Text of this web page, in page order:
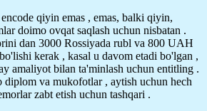
qiyin emas , emas, balki qiyin,
doimo ovqat saqlash uchun nisbatan .
dan 3000 Rossiyada rubl va 800 UAH
kerak , kasal u davom etadi bo'lgan ,
amaliyot bilan ta'minlash uchun entitling .
diplom va mukofotlar , aytish uchun hech
zabt etish uchun tashqari .